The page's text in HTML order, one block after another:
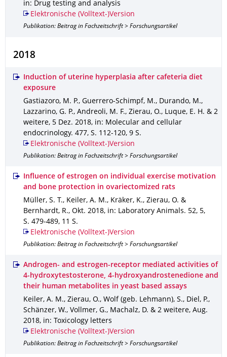
in: Drug testing and analysis
Elektronische (Volltext-)Version
Publikation: Beitrag in Fachzeitschrift > Forschungsartikel
2018
Induction of uterine hyperplasia after cafeteria diet
exposure
Gastiazoro, M. P., Guerrero-Schimpf, M., Durando, M.,
Lazzarino, G. P., Andreoli, M. F., Zierau, O., Luque, E. H. & 2
weitere, 5 Dez. 2018, in: Molecular and cellular
endocrinology. 477, S. 112-120, 9 S.
Elektronische (Volltext-)Version
Publikation: Beitrag in Fachzeitschrift > Forschungsartikel
Influence of estrogen on individual exercise motivation
and bone protection in ovariectomized rats
Müller, S. T., Keiler, A. M., Kräker, K., Zierau, O. &
Bernhardt, R., Okt. 2018, in: Laboratory Animals. 52, 5,
S. 479-489, 11 S.
Elektronische (Volltext-)Version
Publikation: Beitrag in Fachzeitschrift > Forschungsartikel
Androgen- and estrogen-receptor mediated activities of
4-hydroxytestosterone, 4-hydroxyandrostenedione and
their human metabolites in yeast based assays
Keiler, A. M., Zierau, O., Wolf (geb. Lehmann), S., Diel, P.,
Schänzer, W., Vollmer, G., Machalz, D. & 2 weitere, Aug.
2018, in: Toxicology letters
Elektronische (Volltext-)Version
Publikation: Beitrag in Fachzeitschrift > Forschungsartikel